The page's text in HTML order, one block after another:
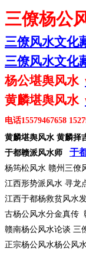
三僚杨公
三僚风水文化
三僚风水文化
杨公堪舆风水
黄麟堪舆风水
电话15579467658
黄麟堪舆风水黄麟择
于都赣派风水师 于
杨筠松风水 赣州三僚
江西形势派风水 寻龙
江西于都杨救贫风水
古杨公风水分金真传
赣南杨公风水论谈 三
正宗杨公风水杨公风